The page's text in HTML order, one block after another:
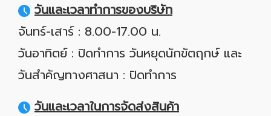
วันและเวลาทำการของบริษัท
จันทร์-เสาร์ : 8.00-17.00 น.
วันอาทิตย์ : ปิดทำการ วันหยุดนักขัตฤกษ์ และ
วันสำคัญทางศาสนา : ปิดทำการ
วันและเวลาในการจัดส่งสินค้า